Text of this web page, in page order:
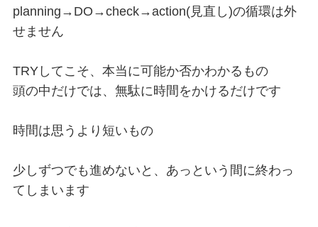
planning→DO→check→action(見直し)の循環は外
せません
TRYしてこそ、本当に可能か否かわかるもの
頭の中だけでは、無駄に時間をかけるだけです
時間は思うより短いもの
少しずつでも進めないと、あっという間に終わっ
てしまいます